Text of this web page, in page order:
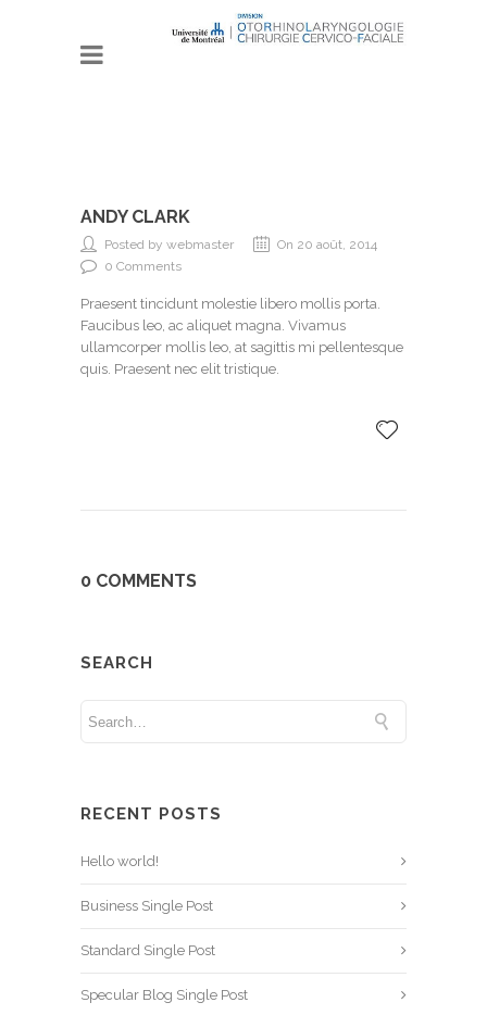
ANDY CLARK
Posted by webmaster
On 20 août, 2014
0 Comments
Praesent tincidunt molestie libero mollis porta.
Faucibus leo, ac aliquet magna. Vivamus
ullamcorper mollis leo, at sagittis mi pellentesque
quis. Praesent nec elit tristique.
0 COMMENTS
SEARCH
RECENT POSTS
Hello world!
Business Single Post
Standard Single Post
Specular Blog Single Post